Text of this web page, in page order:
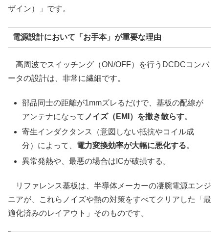
ザイン）」です。
電源設計において「お手本」が重要な理由
高周波でスイッチング（ON/OFF）を行うDCDCコンバ
ータの設計は、非常に繊細です。
部品同士の距離が1mmズレるだけで、基板の配線が
アンテナになって ノイズ（EMI）を撒き散らす。
寄生インダクタンス（意図しない抵抗やコイル成
分）によって、 電力変換効率が大幅に悪化する。
異常発熱や、最悪の場合はICが破損する。
リファレンス基板は、半導体メーカーの凄腕電源エンジ
ニアが、これらノイズや熱の対策をすべてクリアした「最
適化済みのレイアウト」そのものです。